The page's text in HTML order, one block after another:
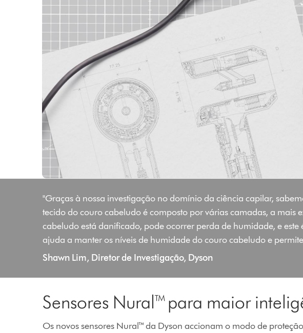
"Graças à nossa investigação no domínio da ciência capilar,
tecido do couro cabeludo é composto por várias camadas, a
cabeludo está danificado, pode ocorrer perda de humidade, e
ajuda a manter os níveis de humidade do couro cabeludo e
Shawn Lim, Diretor de Investigação, Dyson
Sensores Nural™ para maior
Os novos sensores Nural™ da Dyson accionam o modo de